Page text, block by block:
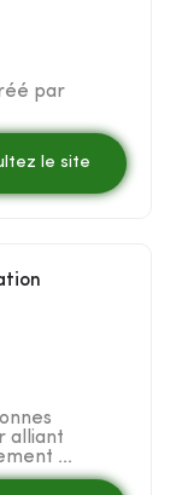
par
le site
alliant
...